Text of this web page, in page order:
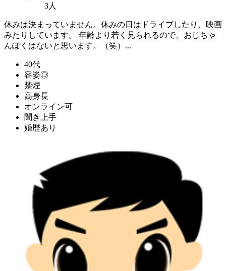
3人
休みは決まっていません。休みの日はドライブしたり、映画
みたりしています。 年齢より若く見られるので、おじちゃ
んぽくはないと思います。（笑）...
40代
容姿◎
禁煙
高身長
オンライン可
聞き上手
婚歴あり